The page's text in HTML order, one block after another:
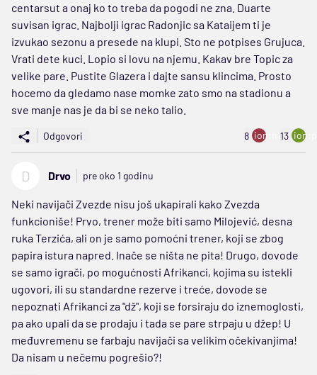
centarsut a onaj ko to treba da pogodi ne zna. Duarte
suvisan igrac. Najbolji igrac Radonjic sa Kataijem ti je
izvukao sezonu a presede na klupi. Sto ne potpises Grujuca.
Vrati dete kuci. Lopio si lovu na njemu. Kakav bre Topic za
velike pare. Pustite Glazera i dajte sansu klincima. Prosto
hocemo da gledamo nase momke zato smo na stadionu a
sve manje nas je da bi se neko talio.
Odgovori 8 ion:minus
13
D Drvo pre oko 1 godinu
Neki navijači Zvezde nisu još ukapirali kako Zvezda
funkcioniše! Prvo, trener može biti samo Milojević, desna
ruka Terzića, ali on je samo pomoćni trener, koji se zbog
papira istura napred. Inače se ništa ne pita! Drugo, dovode
se samo igrači, po mogućnosti Afrikanci, kojima su istekli
ugovori, ili su standardne rezerve i treće, dovode se
nepoznati Afrikanci za "dž", koji se forsiraju do iznemoglosti,
pa ako upali da se prodaju i tada se pare strpaju u džep! U
međuvremenu se farbaju navijači sa velikim očekivanjima!
Da nisam u nečemu pogrešio?!